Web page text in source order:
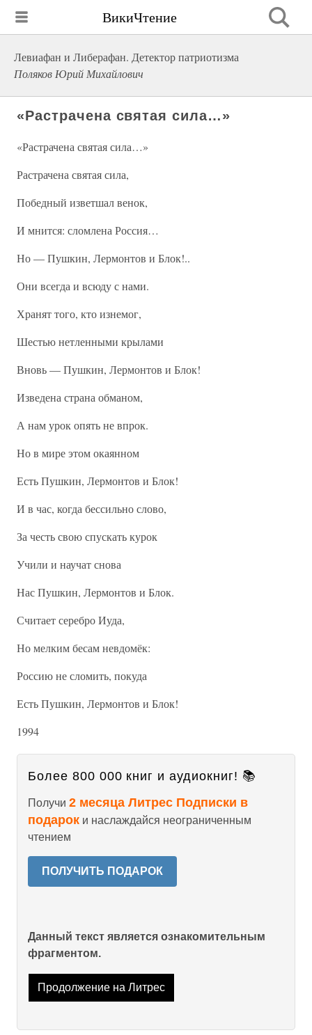
ВикиЧтение
Левиафан и Либерафан. Детектор патриотизма
Поляков Юрий Михайлович
«Растрачена святая сила…»
«Растрачена святая сила…»
Растрачена святая сила,
Победный изветшал венок,
И мнится: сломлена Россия…
Но — Пушкин, Лермонтов и Блок!..
Они всегда и всюду с нами.
Хранят того, кто изнемог,
Шестью нетленными крылами
Вновь — Пушкин, Лермонтов и Блок!
Изведена страна обманом,
А нам урок опять не впрок.
Но в мире этом окаянном
Есть Пушкин, Лермонтов и Блок!
И в час, когда бессильно слово,
За честь свою спускать курок
Учили и научат снова
Нас Пушкин, Лермонтов и Блок.
Считает серебро Иуда,
Но мелким бесам невдомёк:
Россию не сломить, покуда
Есть Пушкин, Лермонтов и Блок!
1994
Более 800 000 книг и аудиокниг! 📚
Получи 2 месяца Литрес Подписки в
подарок и наслаждайся неограниченным
чтением
ПОЛУЧИТЬ ПОДАРОК
Данный текст является ознакомительным
фрагментом.
Продолжение на Литрес